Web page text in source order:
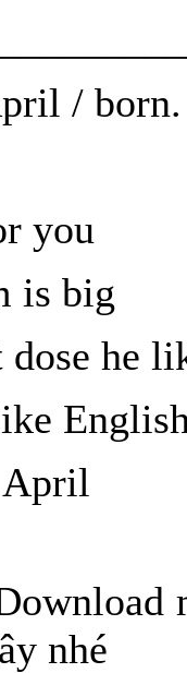
/ born.
you
is big
dose he
nhé